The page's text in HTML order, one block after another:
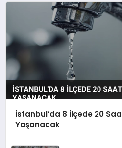
İstanbul’da 8 İlçede 20
Yaşanacak